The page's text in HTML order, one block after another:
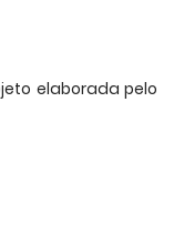
elaborada pelo